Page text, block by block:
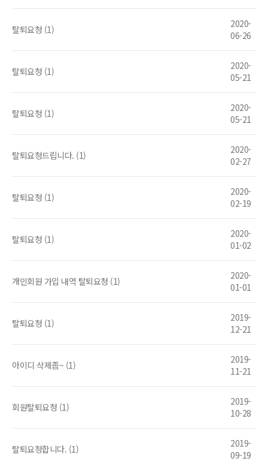
탈퇴요청 (1)
2020-
06-26
탈퇴요청 (1)
2020-
05-21
탈퇴요청 (1)
2020-
05-21
탈퇴요청드립니다. (1)
2020-
02-27
탈퇴요청 (1)
2020-
02-19
탈퇴요청 (1)
2020-
01-02
개인회원 가입 내역 탈퇴요청 (1)
2020-
01-01
탈퇴요청 (1)
2019-
12-21
아이디 삭제좀~ (1)
2019-
11-21
회원탈퇴요청 (1)
2019-
10-28
탈퇴요청합니다. (1)
2019-
09-19